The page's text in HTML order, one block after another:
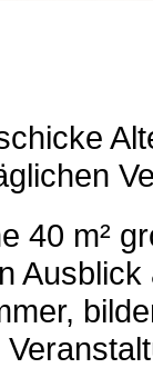
40 m²